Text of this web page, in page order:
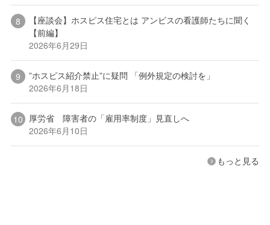
【座談会】ホスピス住宅とは アンビスの看護師たちに聞く
【前編】
2026年6月29日
”ホスピス紹介禁止”に疑問 「例外規定の検討を」
2026年6月18日
厚労省 障害者の「雇用率制度」見直しへ
2026年6月10日
もっと見る